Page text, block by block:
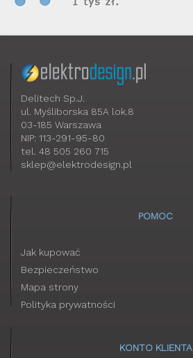
Delitech Sp.J.
ul. Myśliborska 85A lok.8
03-185 Warszawa
NIP: 113-291-95-80
tel. 48 505 260 715
sklep@elektrodesign.pl
POMOC
Jak kupować
Bezpieczeństwo
Mapa strony
Polityka prywatności
KONTO KLIENTA